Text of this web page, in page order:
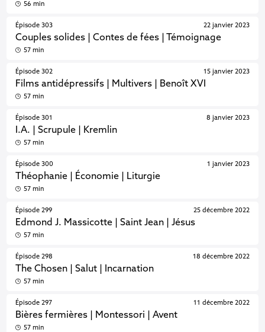
56 min
Épisode 303
Couples solides | Contes de fées | Témoignage
22 janvier 2023
57 min
Épisode 302
Films antidépressifs | Multivers | Benoît XVI
15 janvier 2023
57 min
Épisode 301
I.A. | Scrupule | Kremlin
8 janvier 2023
57 min
Épisode 300
Théophanie | Économie | Liturgie
1 janvier 2023
57 min
Épisode 299
Edmond J. Massicotte | Saint Jean | Jésus
25 décembre 2022
57 min
Épisode 298
The Chosen | Salut | Incarnation
18 décembre 2022
57 min
Épisode 297
Bières fermières | Montessori | Avent
11 décembre 2022
57 min